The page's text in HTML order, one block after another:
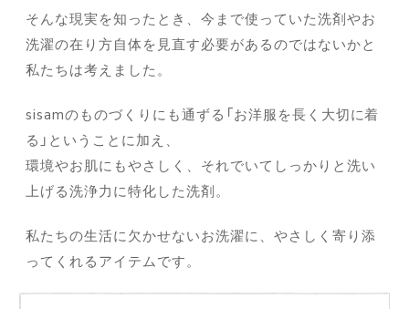
そんな現実を知ったとき、今まで使っていた洗剤やお
洗濯の在り方自体を見直す必要があるのではないかと
私たちは考えました。
sisamのものづくりにも通ずる「お洋服を長く大切に着
る」ということに加え、
環境やお肌にもやさしく、それでいてしっかりと洗い
上げる洗浄力に特化した洗剤。
私たちの生活に欠かせないお洗濯に、やさしく寄り添
ってくれるアイテムです。